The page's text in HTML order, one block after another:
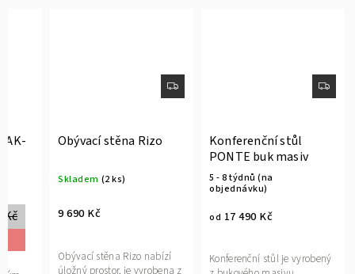
AK-
Kč
Obývací stěna Rizo
Skladem (2 ks)
9 690 Kč
Obývací stěna Rizo nabízí
Konferenční stůl
PONTE buk masiv
5 - 8 týdnů (na
objednávku)
od 17 490 Kč
Konferenční stůl je vyrobený